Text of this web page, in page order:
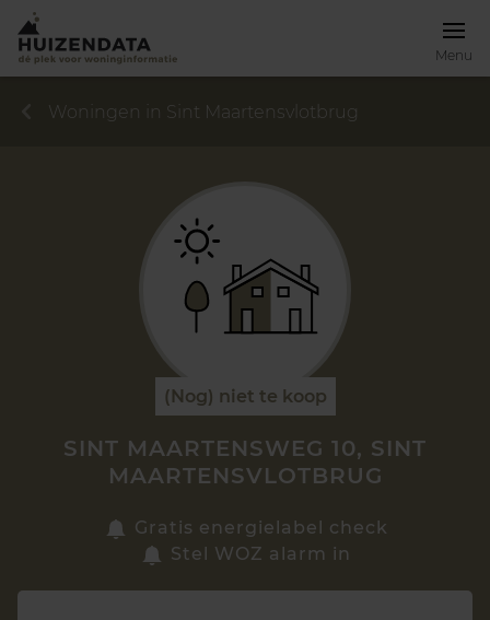
Menu
Vragen? Neem contact met ons op
Woningen in Sint Maartensvlotbrug
(Nog) niet te koop
SINT MAARTENSWEG 10, SINT
MAARTENSVLOTBRUG
Gratis energielabel check
Stel WOZ alarm in